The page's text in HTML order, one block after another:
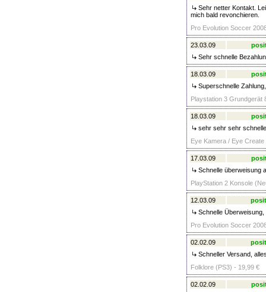
Sehr netter Kontakt.
mich bald revonchieren.
Pro Evolution Soccer
23.03.09
Sehr schnelle
18.03.09
Superschnelle
Playstation 3 Grundgerät
18.03.09
sehr sehr sehr
Eye Kamera / Eye
17.03.09
Schnelle überweisung
PlayStation 2 Konsole
12.03.09
Schnelle
Pro Evolution Soccer
02.02.09
Schneller Versand,
Folklore (PS3) - 19,99 €
02.02.09